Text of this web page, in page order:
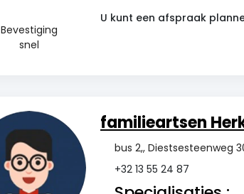
Bevestiging
snel
U kunt een afspraak
familieartsen
bus 2,, Diestsesteenweg
+32 13 55 24 87